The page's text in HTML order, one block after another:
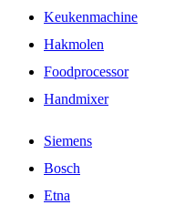
Keukenmachine
Hakmolen
Foodprocessor
Handmixer
Siemens
Bosch
Etna